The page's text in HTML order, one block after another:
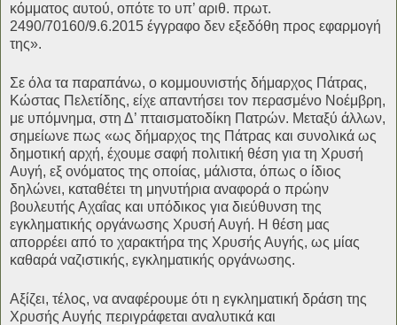
κόμματος αυτού, οπότε το υπ’ αριθ. πρωτ.
2490/70160/9.6.2015 έγγραφο δεν εξεδόθη προς εφαρμογή
της».
Σε όλα τα παραπάνω, ο κομμουνιστής δήμαρχος Πάτρας,
Κώστας Πελετίδης, είχε απαντήσει τον περασμένο Νοέμβρη,
με υπόμνημα, στη Δ’ πταισματοδίκη Πατρών. Μεταξύ άλλων,
σημείωνε πως «ως δήμαρχος της Πάτρας και συνολικά ως
δημοτική αρχή, έχουμε σαφή πολιτική θέση για τη Χρυσή
Αυγή, εξ ονόματος της οποίας, μάλιστα, όπως ο ίδιος
δηλώνει, καταθέτει τη μηνυτήρια αναφορά ο πρώην
βουλευτής Αχαΐας και υπόδικος για διεύθυνση της
εγκληματικής οργάνωσης Χρυσή Αυγή. Η θέση μας
απορρέει από το χαρακτήρα της Χρυσής Αυγής, ως μίας
καθαρά ναζιστικής, εγκληματικής οργάνωσης.
Αξίζει, τέλος, να αναφέρουμε ότι η εγκληματική δράση της
Χρυσής Αυγής περιγράφεται αναλυτικά και